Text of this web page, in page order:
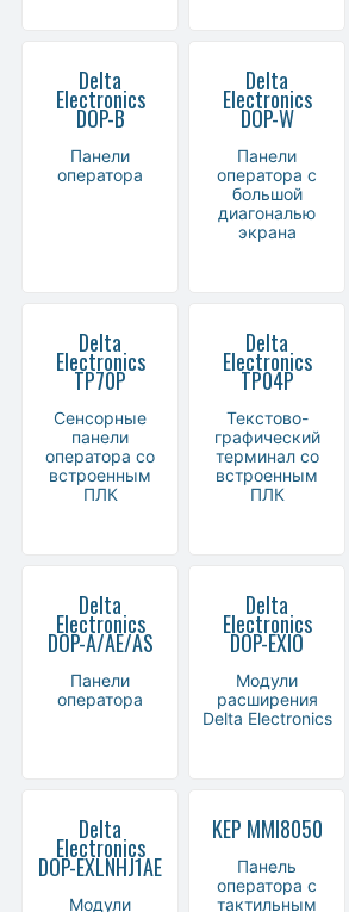
Delta
Electronics
DOP-B
Панели
оператора
Delta
Electronics
DOP-W
Панели
оператора с
большой
диагональю
экрана
Delta
Electronics
TP70P
Сенсорные
панели
оператора со
встроенным
ПЛК
Delta
Electronics
TP04P
Текстово-
графический
терминал со
встроенным
ПЛК
Delta
Electronics
DOP-A/AE/AS
Панели
оператора
Delta
Electronics
DOP-EXIO
Модули
расширения
Delta Electronics
Delta
Electronics
DOP-EXLNHJ1AE
Модули
KEP MMI8050
Панель
оператора с
тактильным